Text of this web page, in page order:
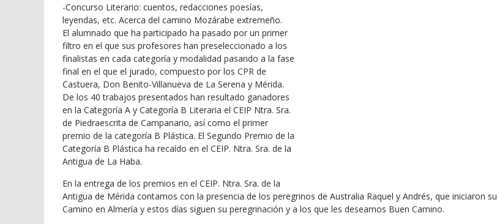
-Concurso Literario: cuentos, redacciones poesías,
leyendas, etc. Acerca del camino Mozárabe extremeño.
El alumnado que ha participado ha pasado por un primer
filtro en el que sus profesores han preseleccionado a los
finalistas en cada categoría y modalidad pasando a la fase
final en el que el jurado, compuesto por los CPR de
Castuera, Don Benito-Villanueva de La Serena y Mérida.
De los 40 trabajos presentados han resultado ganadores
en la Categoría A y Categoría B Literaria el CEIP Ntra. Sra.
de Piedraescrita de Campanario, así como el primer
premio de la categoría B Plástica. El Segundo Premio de la
Categoría B Plástica ha recaído en el CEIP. Ntra. Sra. de la
Antigua de La Haba.
En la entrega de los premios en el CEIP. Ntra. Sra. de la
Antigua de Mérida contamos con la presencia de los peregrinos de Australia Raquel y Andrés, que iniciaron su
Camino en Almería y estos días siguen su peregrinación y a los que les deseamos Buen Camino.